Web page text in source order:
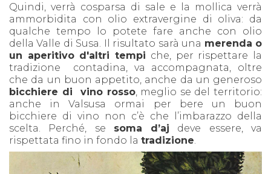
Quindi, verrà cosparsa di sale e la mollica verrà
ammorbidita con olio extravergine di oliva: da
qualche tempo lo potete fare anche con olio
della Valle di Susa. Il risultato sarà una merenda o
un aperitivo d'altri tempi che, per rispettare la
tradizione contadina, va accompagnata, oltre
che da un buon appetito, anche da un generoso
bicchiere di vino rosso, meglio se del territorio:
anche in Valsusa ormai per bere un buon
bicchiere di vino non c’è che l’imbarazzo della
scelta.
Perché, se soma d’aj deve essere, va
rispettata fino in fondo la tradizione